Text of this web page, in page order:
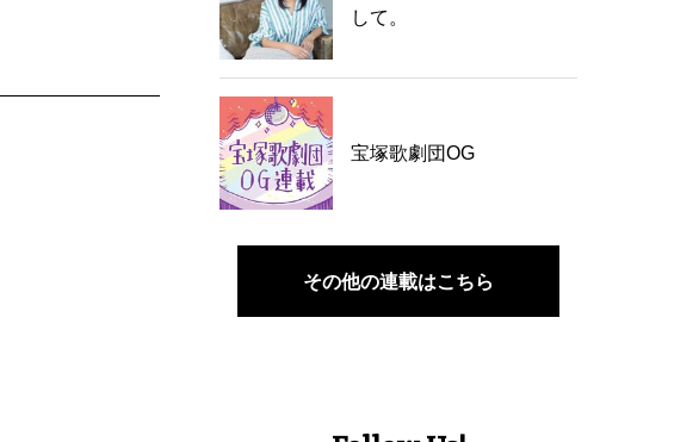
して。
宝塚歌劇団OG
その他の連載はこちら